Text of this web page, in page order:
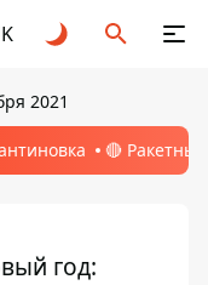
2021
🔴
год: